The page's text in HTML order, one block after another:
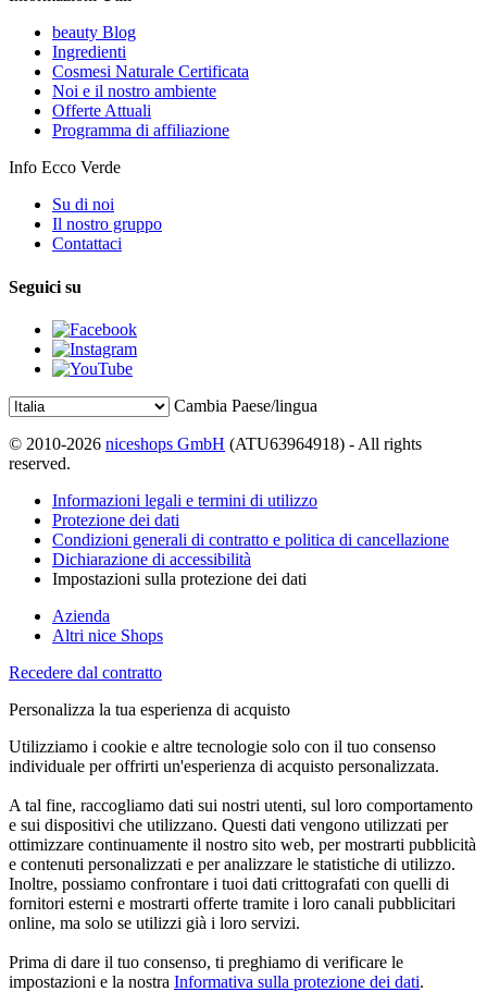
beauty Blog
Ingredienti
Cosmesi Naturale Certificata
Noi e il nostro ambiente
Offerte Attuali
Programma di affiliazione
Info Ecco Verde
Su di noi
Il nostro gruppo
Contattaci
Seguici su
Cambia Paese/lingua
© 2010-2026 niceshops GmbH (ATU63964918) - All rights
reserved.
Informazioni legali e termini di utilizzo
Protezione dei dati
Condizioni generali di contratto e politica di cancellazione
Dichiarazione di accessibilità
Impostazioni sulla protezione dei dati
Azienda
Altri nice Shops
Recedere dal contratto
Personalizza la tua esperienza di acquisto
Utilizziamo i cookie e altre tecnologie solo con il tuo consenso
individuale per offrirti un'esperienza di acquisto personalizzata.
A tal fine, raccogliamo dati sui nostri utenti, sul loro comportamento
e sui dispositivi che utilizzano. Questi dati vengono utilizzati per
ottimizzare continuamente il nostro sito web, per mostrarti pubblicità
e contenuti personalizzati e per analizzare le statistiche di utilizzo.
Inoltre, possiamo confrontare i tuoi dati crittografati con quelli di
fornitori esterni e mostrarti offerte tramite i loro canali pubblicitari
online, ma solo se utilizzi già i loro servizi.
Prima di dare il tuo consenso, ti preghiamo di verificare le
impostazioni e la nostra Informativa sulla protezione dei dati.